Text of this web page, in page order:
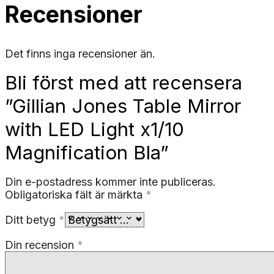
Recensioner
Det finns inga recensioner än.
Bli först med att recensera
”Gillian Jones Table Mirror
with LED Light x1/10
Magnification Bla”
Din e-postadress kommer inte publiceras.
Obligatoriska fält är märkta *
Ditt betyg *
Din recension *